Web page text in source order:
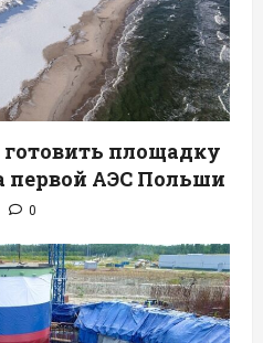
площадку
первой АЭС Польши
0